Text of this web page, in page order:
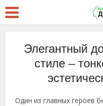
Элегантный
стиле –
Один из главных героев